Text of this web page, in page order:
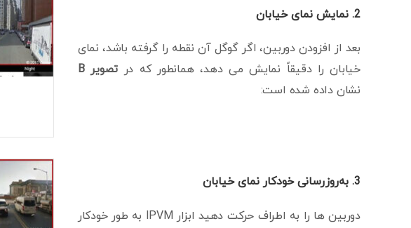
2. نمایش نمای خیابان
بعد از افزودن دوربین، اگر گوگل آن نقطه را گرفته باشد، نمای
خیابان را دقیقاً نمایش می دهد، همانطور که در تصویر B
نشان داده شده است:
3. به‌روزرسانی خودکار نمای خیابان
دوربین ها را به اطراف حرکت دهید ابزار IPVM به طور خودکار